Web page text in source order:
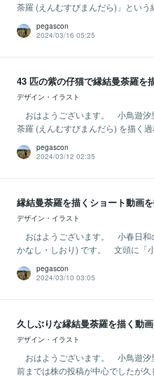
荼羅 (えんむすびまんだら)」という
pegascon
2024/03/16 05:25
43 匹の紫の仔猫で縁結曼荼羅を
デザイン・イラスト
おはようございます。 小鳥遊汐
荼羅 (えんむすびまんだら) を描く
pegascon
2024/03/12 02:35
縁結曼荼羅を描くショート動画
デザイン・イラスト
おはようございます。 小春日和
かなし・しおり) です。 文頭に「
pegascon
2024/03/10 03:05
久しぶりな縁結曼荼羅を描く動
デザイン・イラスト
おはようございます。 小鳥遊
前までは株の投稿が中心でしたが久